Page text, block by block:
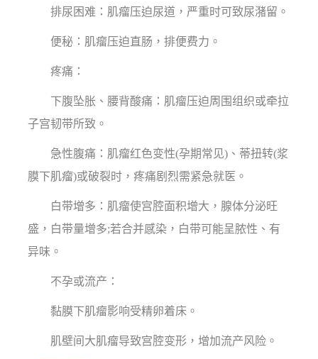
排尿困难：肌瘤压迫尿道，严重时可致尿潴留。
便秘：肌瘤压迫直肠，排便费力。
疼痛：
下腹坠胀、腰背酸痛：肌瘤压迫周围组织或牵拉
子宫韧带所致。
急性腹痛：肌瘤红色变性(孕期常见)、蒂扭转(浆
膜下肌瘤)或破裂时，疼痛剧烈需紧急就医。
白带增多：肌瘤使宫腔面积增大，腺体分泌旺
盛，白带量增多;若合并感染，白带可能呈脓性、有
异味。
不孕或流产：
黏膜下肌瘤影响受精卵着床。
肌壁间大肌瘤导致宫腔变形，增加流产风险。